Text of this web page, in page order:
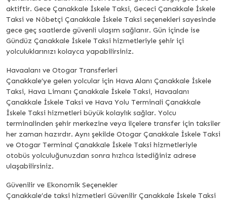
aktiftir. Gece Çanakkale İskele Taksi, Gececi Çanakkale İskele
Taksi ve Nöbetçi Çanakkale İskele Taksi seçenekleri sayesinde
gece geç saatlerde güvenli ulaşım sağlanır. Gün içinde ise
Gündüz Çanakkale İskele Taksi hizmetleriyle şehir içi
yolculuklarınızı kolayca yapabilirsiniz.
Havaalanı ve Otogar Transferleri
Çanakkale’ye gelen yolcular için Hava Alanı Çanakkale İskele
Taksi, Hava Limanı Çanakkale İskele Taksi, Havaalanı
Çanakkale İskele Taksi ve Hava Yolu Terminali Çanakkale
İskele Taksi hizmetleri büyük kolaylık sağlar. Yolcu
terminalinden şehir merkezine veya ilçelere transfer için taksiler
her zaman hazırdır. Aynı şekilde Otogar Çanakkale İskele Taksi
ve Otogar Terminal Çanakkale İskele Taksi hizmetleriyle
otobüs yolculuğunuzdan sonra hızlıca istediğiniz adrese
ulaşabilirsiniz.
Güvenilir ve Ekonomik Seçenekler
Çanakkale’de taksi hizmetleri Güvenilir Çanakkale İskele Taksi